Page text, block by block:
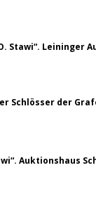
Stawi“. Leininger
Schlösser der
Auktionshaus